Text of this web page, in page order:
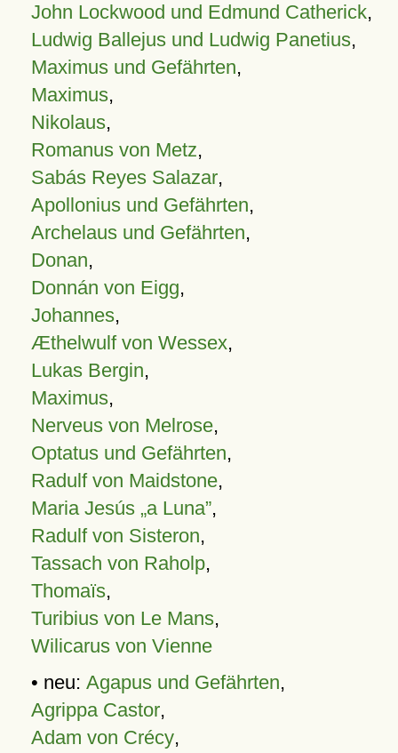
John Lockwood und Edmund Catherick,
Ludwig Ballejus und Ludwig Panetius,
Maximus und Gefährten,
Maximus,
Nikolaus,
Romanus von Metz,
Sabás Reyes Salazar,
Apollonius und Gefährten,
Archelaus und Gefährten,
Donan,
Donnán von Eigg,
Johannes,
Æthelwulf von Wessex,
Lukas Bergin,
Maximus,
Nerveus von Melrose,
Optatus und Gefährten,
Radulf von Maidstone,
Maria Jesús „a Luna”,
Radulf von Sisteron,
Tassach von Raholp,
Thomaïs,
Turibius von Le Mans,
Wilicarus von Vienne
• neu: Agapus und Gefährten,
Agrippa Castor,
Adam von Crécy,